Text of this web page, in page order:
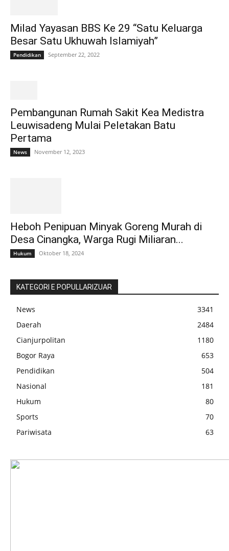
Milad Yayasan BBS Ke 29 “Satu Keluarga
Besar Satu Ukhuwah Islamiyah”
Pendidikan September 22, 2022
Pembangunan Rumah Sakit Kea Medistra
Leuwisadeng Mulai Peletakan Batu
Pertama
News November 12, 2023
Heboh Penipuan Minyak Goreng Murah di
Desa Cinangka, Warga Rugi Miliaran...
Hukum Oktober 18, 2024
KATEGORI E POPULLARIZUAR
News
3341
Daerah
2484
Cianjurpolitan
1180
Bogor Raya
653
Pendidikan
504
Nasional
181
Hukum
80
Sports
70
Pariwisata
63